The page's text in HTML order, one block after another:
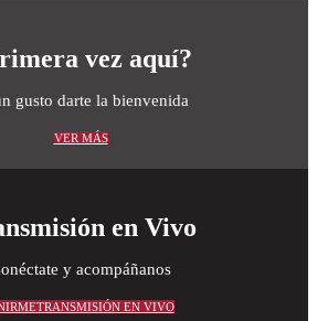
vez aquí?
gusto darte la bienvenida
VER MÁS
en Vivo
y acompáñanos
TRANSMISIÓN EN VIVO